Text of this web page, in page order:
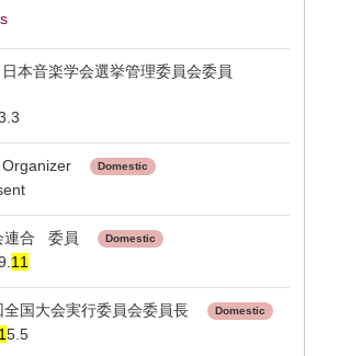
本音楽学会選挙管理委員会委員
Domestic
連合 委員 Domestic
1 1
国大会実行委員会委員長 Domestic
15.5